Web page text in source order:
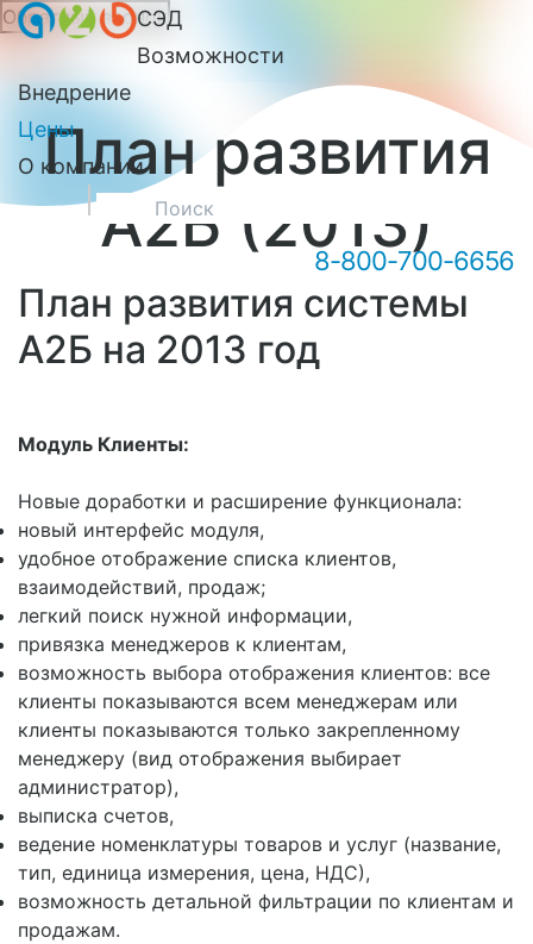
Обратный звонок
Онлайн-консультация А2Б
Здравствуйте! Мы можем вам
чем-то помочь?
СЭД
Возможности
Внедрение
Цены
О компании
8-800-700-6656
План развития
А2Б (2013)
План развития системы
А2Б на 2013 год
Модуль Клиенты:
Новые доработки и расширение функционала:
новый интерфейс модуля,
удобное отображение списка клиентов,
взаимодействий, продаж;
легкий поиск нужной информации,
привязка менеджеров к клиентам,
возможность выбора отображения клиентов: все
клиенты показываются всем менеджерам или
клиенты показываются только закрепленному
менеджеру (вид отображения выбирает
администратор),
выписка счетов,
ведение номенклатуры товаров и услуг (название,
тип, единица измерения, цена, НДС),
возможность детальной фильтрации по клиентам и
продажам.